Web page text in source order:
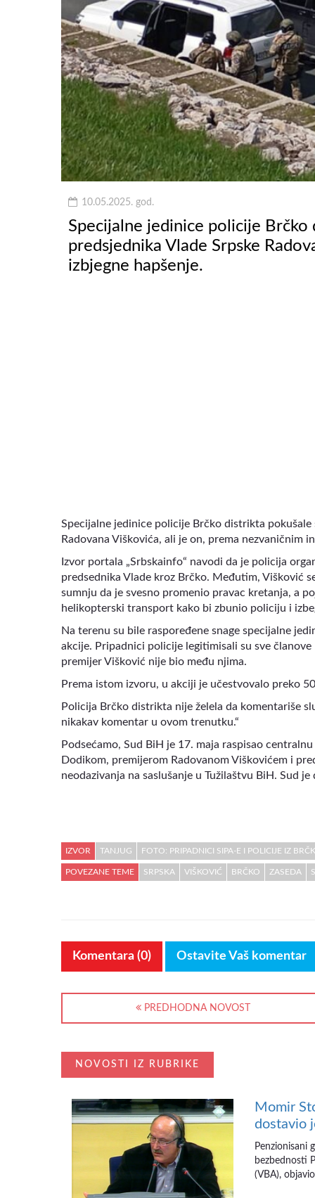
10.05.2025. god.
Specijalne jedinice policije Brčko
predsjednika Vlade Srpske
izbjegne hapšenje.
Specijalne jedinice policije Brčko distrikta pokušale
Radovana Viškovića, ali je on, prema nezvaničnim
Izvor portala „Srbskainfo“ navodi da je policija
predsednika Vlade kroz Brčko. Međutim, Višković
sumnju da je svesno promenio pravac kretanja, a
helikopterski transport kako bi zbunio policiju i
Na terenu su bile raspoređene snage specijalne
akcije. Pripadnici policije legitimisali su sve
premijer Višković nije bio među njima.
Prema istom izvoru, u akciji je učestvovalo preko
Policija Brčko distrikta nije želela da komentariše
nikakav komentar u ovom trenutku.“
Podsećamo, Sud BiH je 17. maja raspisao
Dodikom, premijerom Radovanom Viškovićem i
neodazivanja na saslušanje u Tužilaštvu BiH. Sud
IZVOR TANJUG FOTO: PRIPADNICI SIPA-E I POLICIJE IZ
POVEZANE TEME SRPSKA VIŠKOVIĆ BRČKO ZASEDA
Komentara (0) Ostavite Vaš komentar
PREDHODNA NOVOST
NOVOSTI IZ RUBRIKE
Momir
dostavio
Penzionisani
bezbednosti
(VBA),